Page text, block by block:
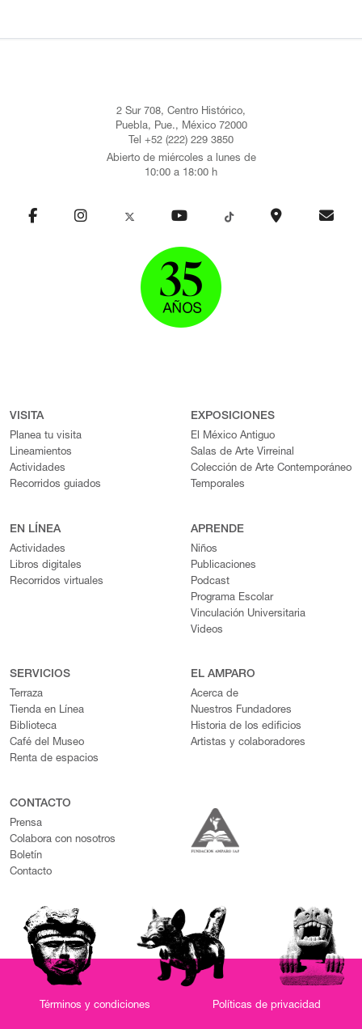
2 Sur 708, Centro Histórico,
Puebla, Pue., México 72000
Tel +52 (222) 229 3850
Abierto de miércoles a lunes de
10:00 a 18:00 h
VISITA
Planea tu visita
Lineamientos
Actividades
Recorridos guiados
EXPOSICIONES
El México Antiguo
Salas de Arte Virreinal
Colección de Arte Contemporáneo
Temporales
EN LÍNEA
Actividades
Libros digitales
Recorridos virtuales
APRENDE
Niños
Publicaciones
Podcast
Programa Escolar
Vinculación Universitaria
Videos
SERVICIOS
Terraza
Tienda en Línea
Biblioteca
Café del Museo
Renta de espacios
EL AMPARO
Acerca de
Nuestros Fundadores
Historia de los edificios
Artistas y colaboradores
CONTACTO
Prensa
Colabora con nosotros
Boletín
Contacto
Términos y condiciones Políticas de privacidad